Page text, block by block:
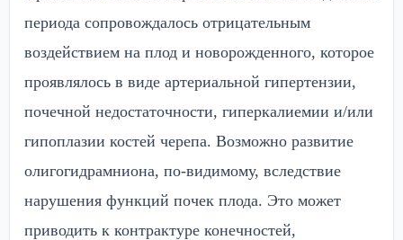
периода сопровождалось отрицательным
воздействием на плод и новорожденного, которое
проявлялось в виде артериальной гипертензии,
почечной недостаточности, гиперкалиемии и/или
гипоплазии костей черепа. Возможно развитие
олигогидрамниона, по-видимому, вследствие
нарушения функций почек плода. Это может
приводить к контрактуре конечностей,